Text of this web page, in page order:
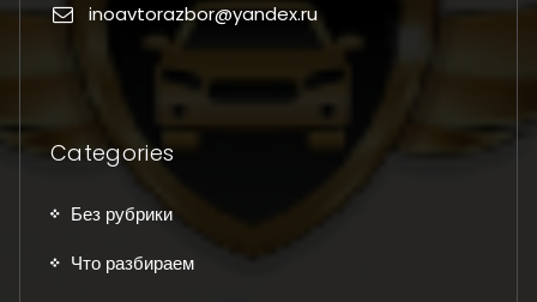
inoavtorazbor@yandex.ru
Categories
Без рубрики
Что разбираем